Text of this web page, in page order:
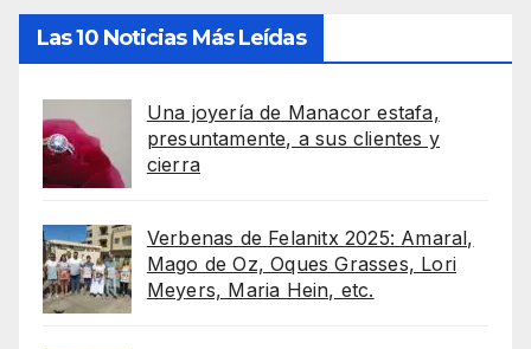
Las 10 Noticias Más Leídas
Una joyería de Manacor estafa,
presuntamente, a sus clientes y
cierra
Verbenas de Felanitx 2025: Amaral,
Mago de Oz, Oques Grasses, Lori
Meyers, Maria Hein, etc.